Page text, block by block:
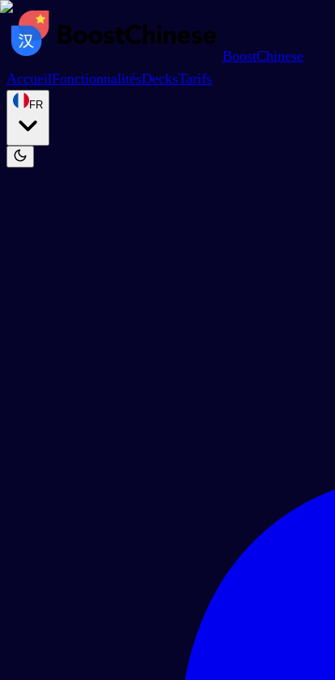
BoostChinese
AccueilFonctionnalitésDecksTarifs
FR